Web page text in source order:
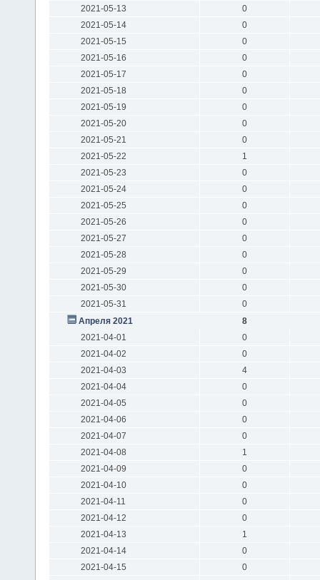
2021-05-13
0
2021-05-14
0
2021-05-15
0
2021-05-16
0
2021-05-17
0
2021-05-18
0
2021-05-19
0
2021-05-20
0
2021-05-21
0
2021-05-22
1
2021-05-23
0
2021-05-24
0
2021-05-25
0
2021-05-26
0
2021-05-27
0
2021-05-28
0
2021-05-29
0
2021-05-30
0
2021-05-31
0
Апреля 2021
8
2021-04-01
0
2021-04-02
0
2021-04-03
4
2021-04-04
0
2021-04-05
0
2021-04-06
0
2021-04-07
0
2021-04-08
1
2021-04-09
0
2021-04-10
0
2021-04-11
0
2021-04-12
0
2021-04-13
1
2021-04-14
0
2021-04-15
0